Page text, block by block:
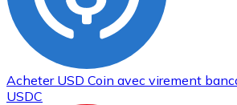
Acheter USD Coin avec virement
USDC